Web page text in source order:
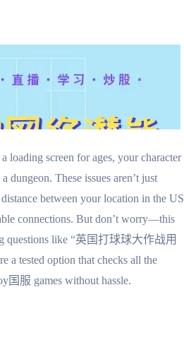
screen for ages, your character
dungeon. These issues aren’t just
between your location in the US
connections. But don’t worry—this
questions like “英国打球球大作战用
tested option that checks all the
服 games without hassle.